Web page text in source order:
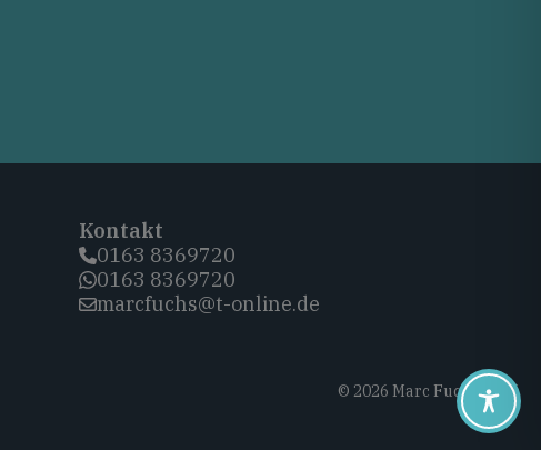
Kontakt
0163 8369720‬
0163 8369720‬
marcfuchs@t-online.de
© 2026 Marc Fuchs, CDU